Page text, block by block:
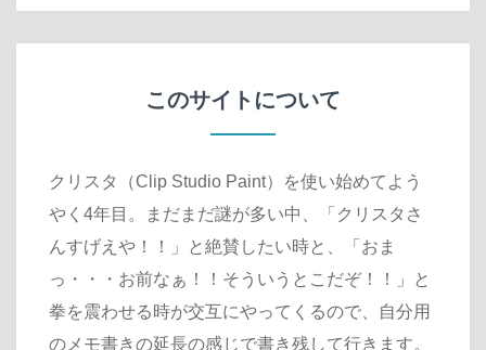
このサイトについて
クリスタ（Clip Studio Paint）を使い始めてよう
やく4年目。まだまだ謎が多い中、「クリスタさ
んすげえや！！」と絶賛したい時と、「おま
っ・・・お前なぁ！！そういうとこだぞ！！」と
拳を震わせる時が交互にやってくるので、自分用
のメモ書きの延長の感じで書き残して行きます。